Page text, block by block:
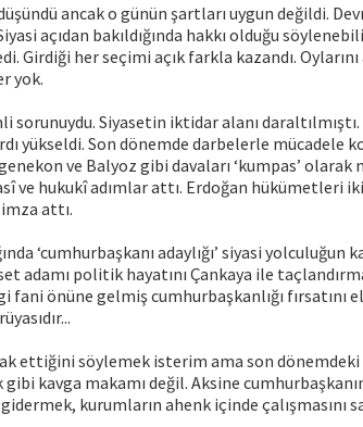
düşündü ancak o günün şartları uygun değildi.
açıdan bakıldığında hakkı olduğu
Girdiği her seçimi açık farkla kazandı.
yok.
sorunuydu. Siyasetin iktidar alanı
yükseldi. Son dönemde darbelerle mücadele
ve Balyoz gibi davaları ‘kumpas’ olarak
ve hukukî adımlar attı. Erdoğan hükümetleri
attı.
‘cumhurbaşkanı adaylığı’ siyasi yolculuğun
adamı politik hayatını Çankaya ile
fani önüne gelmiş cumhurbaşkanlığı fırsatını
hak ettiğini söylemek isterim ama son
gibi kavga makamı değil. Aksine
kurumların ahenk içinde çalışmasını